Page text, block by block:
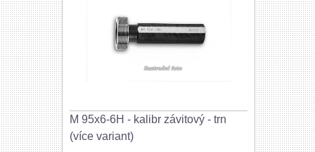
M 95x6-6H - kalibr závitový - trn
(více variant)